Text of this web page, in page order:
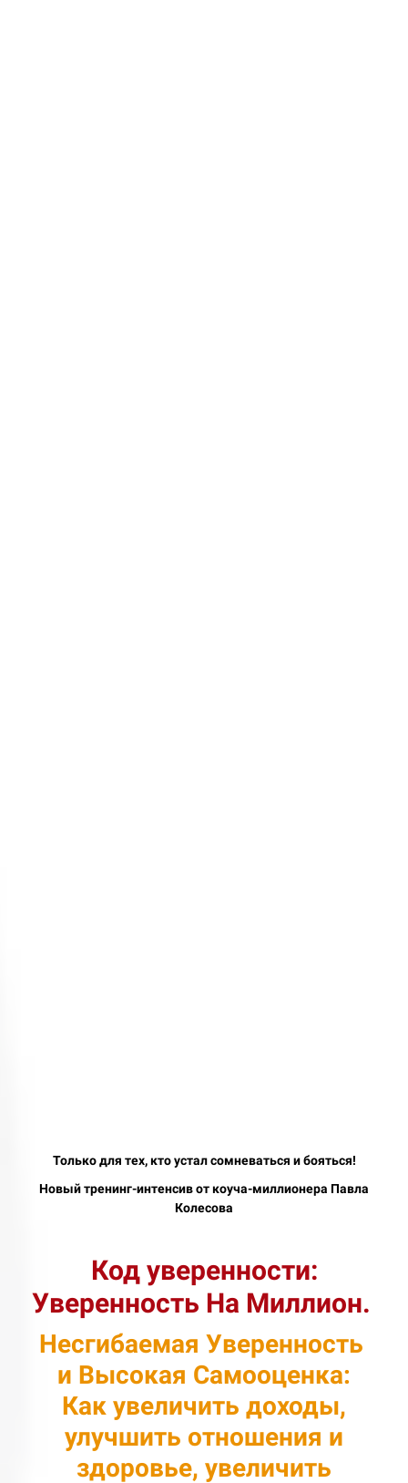
Только для тех, кто устал сомневаться и бояться!
Новый тренинг-интенсив от коуча-миллионера Павла
Колесова
Код уверенности:
Уверенность На Миллион.
Несгибаемая Уверенность
и Высокая Самооценка:
Как увеличить доходы,
улучшить отношения и
здоровье, увеличить